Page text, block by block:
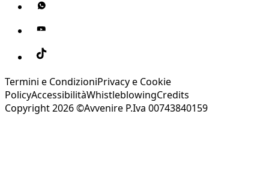
Termini e CondizioniPrivacy e Cookie
PolicyAccessibilitàWhistleblowingCredits
Copyright 2026 ©Avvenire P.Iva 00743840159